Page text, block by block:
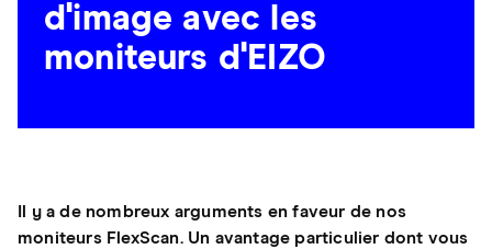
d'image avec les
moniteurs d'EIZO
Il y a de nombreux arguments en faveur de nos
moniteurs FlexScan. Un avantage particulier dont vous